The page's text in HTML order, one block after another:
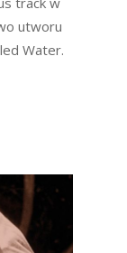
utworu
Water.